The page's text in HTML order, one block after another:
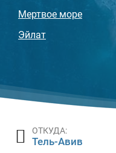
Мертвое море
Эйлат
ОТКУДА:
Тель-Авив